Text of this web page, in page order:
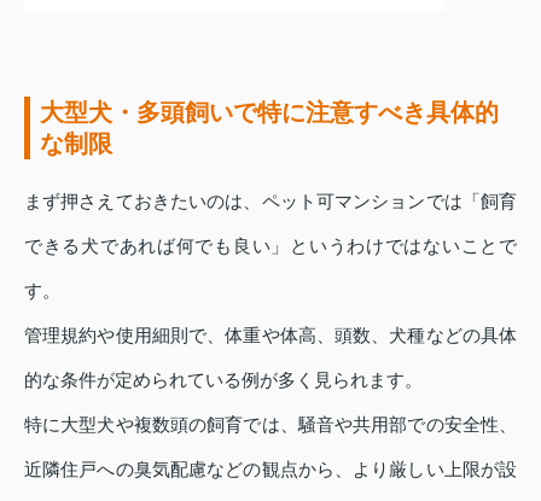
大型犬・多頭飼いで特に注意すべき具体的
な制限
まず押さえておきたいのは、ペット可マンションでは「飼育
できる犬であれば何でも良い」というわけではないことで
す。
管理規約や使用細則で、体重や体高、頭数、犬種などの具体
的な条件が定められている例が多く見られます。
特に大型犬や複数頭の飼育では、騒音や共用部での安全性、
近隣住戸への臭気配慮などの観点から、より厳しい上限が設